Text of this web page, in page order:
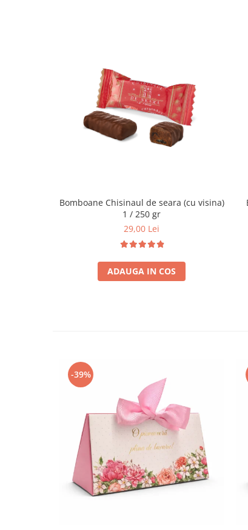
Bomboane Chisinaul de seara (cu visina)
1 / 250 gr
29,00 Lei
ADAUGA IN COS
-39%